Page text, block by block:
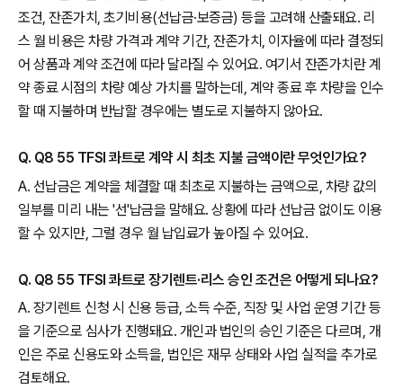
조건, 잔존가치, 초기비용(선납금·보증금) 등을 고려해 산출돼요. 리
스 월 비용은 차량 가격과 계약 기간, 잔존가치, 이자율에 따라 결정되
어 상품과 계약 조건에 따라 달라질 수 있어요. 여기서 잔존가치란 계
약 종료 시점의 차량 예상 가치를 말하는데, 계약 종료 후 차량을 인수
할 때 지불하며 반납할 경우에는 별도로 지불하지 않아요.
Q. Q8 55 TFSI 콰트로 계약 시 최초 지불 금액이란 무엇인가요?
A. 선납금은 계약을 체결할 때 최초로 지불하는 금액으로, 차량 값의
일부를 미리 내는 '선'납금을 말해요. 상황에 따라 선납금 없이도 이용
할 수 있지만, 그럴 경우 월 납입료가 높아질 수 있어요.
Q. Q8 55 TFSI 콰트로 장기렌트·리스 승인 조건은 어떻게 되나요?
A. 장기렌트 신청 시 신용 등급, 소득 수준, 직장 및 사업 운영 기간 등
을 기준으로 심사가 진행돼요. 개인과 법인의 승인 기준은 다르며, 개
인은 주로 신용도와 소득을, 법인은 재무 상태와 사업 실적을 추가로
검토해요.